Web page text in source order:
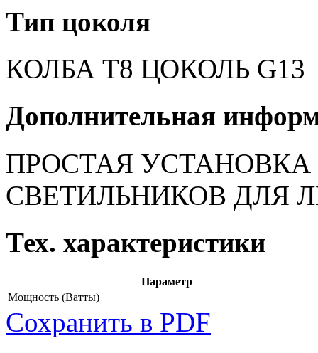
Тип цоколя
КОЛБА Т8 ЦОКОЛЬ G13
Дополнительная
ПРОСТАЯ
СВЕТИЛЬНИКОВ
Тех. характеристики
Параметр
Мощность (Ватты)
Сохранить в PDF